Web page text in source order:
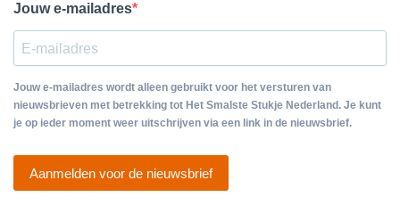
Jouw e-mailadres
Jouw e-mailadres wordt alleen gebruikt voor het versturen van
nieuwsbrieven met betrekking tot Het Smalste Stukje Nederland. Je kunt
je op ieder moment weer uitschrijven via een link in de nieuwsbrief.
Aanmelden voor de nieuwsbrief